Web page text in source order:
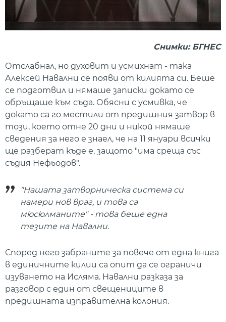
Снимки: БГНЕС
Отслабнал, но духовит и усмихнат - така
Алексей Навални се появи от килията си. Беше
се подготвил и нямаше записки докато се
обръщаше към съда. Обясни с усмивка, че
докато са го местили от предишния затвор в
този, което отне 20 дни и никой нямаше
сведения за него е знаел, че на 11 януари всички
ще разберат къде е, защото "има среща със
съдия Нефьодов".
"Нашата затворническа система си
намери нов враг, и това са
мюсюлманите" - това беше една
тезите на Навални.
Според него забранитe за повече от една книга
в единичните килии са опит да се ограничи
изуването на Исляма. Навални разказа за
разговор с един от свещениците в
предишната изправителна колония.